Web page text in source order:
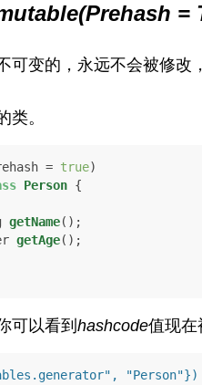
=
可变的，永远不会被修改
类。
= true
Person {
getName() ;
getAge() ;
可以看到 hashcode值现在
"Person"})